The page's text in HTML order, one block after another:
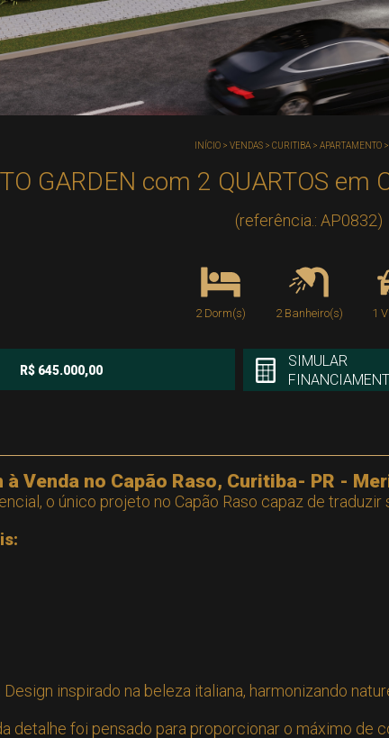
INÍCIO > VENDAS > CURITIBA > APARTAMENTO >
GARDEN com 2 QUARTOS em
(referência.: AP0832)
2 Dorm(s) 2 Banheiro(s) 1
R$ 645.000,00
SIMULAR
Venda no Capão Raso, Curitiba- PR -
o único projeto no Capão Raso capaz de
Design inspirado na beleza italiana, harmonizando
detalhe foi pensado para proporcionar o máximo